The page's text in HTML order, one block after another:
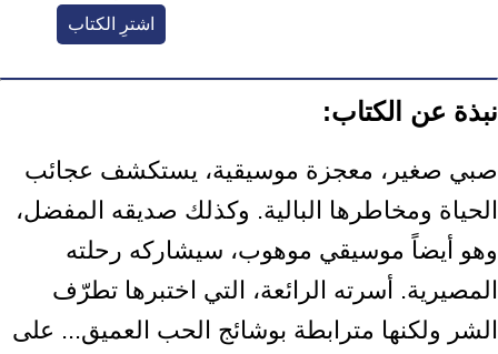
اشترِ الكتاب
نبذة عن الكتاب:
صبي صغير، معجزة موسيقية، يستكشف عجائب
الحياة ومخاطرها البالية.‏ وكذلك صديقه المفضل،
وهو أيضاً موسيقي موهوب، سيشاركه رحلته
المصيرية.‏ أسرته الرائعة، التي اختبرها تطرّف
الشر ولكنها مترابطة بوشائج الحب العميق... على